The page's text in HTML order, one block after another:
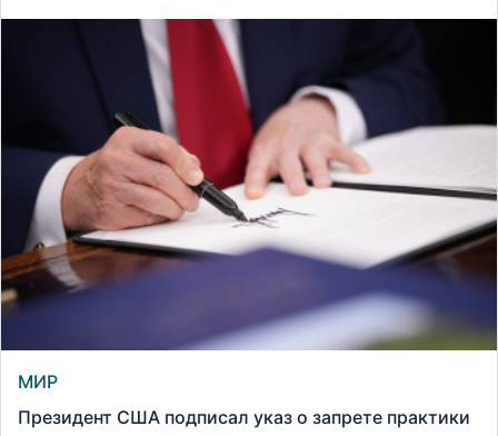
МИР
Президент США подписал указ о запрете практики